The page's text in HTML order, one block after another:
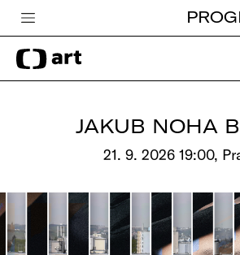
Česká televize
Zpravodajství
Pro děti
edu
JAKUB NOHA
21. 9. 2026 19:00,